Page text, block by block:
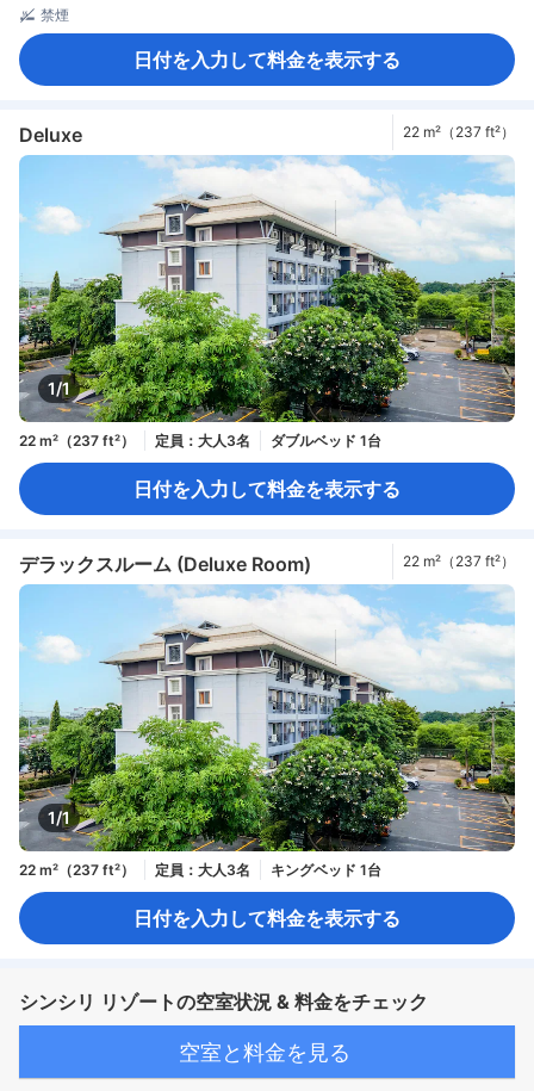
禁煙
日付を入力して料金を表示する
Deluxe 22 m²（237 ft²）
1/1
22 m²（237 ft²） 定員：大人3名 ダブルベッド 1台
日付を入力して料金を表示する
デラックスルーム (Deluxe Room) 22 m²（237 ft²）
1/1
22 m²（237 ft²） 定員：大人3名 キングベッド 1台
日付を入力して料金を表示する
シンシリ リゾートの空室状況 & 料金をチェック
空室と料金を見る